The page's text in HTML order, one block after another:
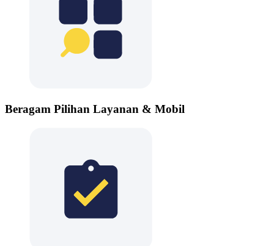
Beragam Pilihan Layanan & Mobil